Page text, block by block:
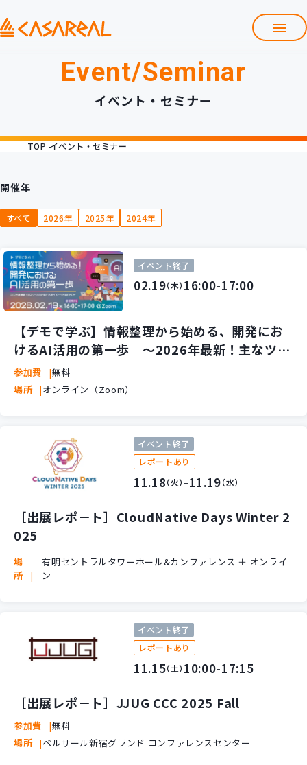
プロダクト開発支援
定型コース
カスタマイズコース 教材購入
パッケージ開発
導入事例
採用情報
Contact
Event/Seminar
イベント・セミナー
TOP イベント・セミナー
開催年
すべて 2026年 2025年 2024年
イベント終了
02.19（木） 16:00-17:00
【デモで学ぶ】情報整理から始める、開発にお
けるAI活用の第一歩 ～2026年最新！主なツー
ルの把握と活用イメージを掴む60分～
参加費
無料
場所
オンライン（Zoom）
イベント終了
レポートあり
11.18（火） -11.19（水）
［出展レポ－ト］CloudNative Days Winter 2
025
場
所
有明セントラルタワーホール&カンファレンス ＋ オンライ
ン
イベント終了
レポートあり
11.15（土） 10:00-17:15
［出展レポ－ト］JJUG CCC 2025 Fall
参加費
無料
場所
ベルサール新宿グランド コンファレンスセンター